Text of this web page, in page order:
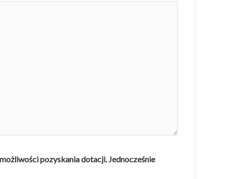
pozyskania dotacji. Jednocześnie